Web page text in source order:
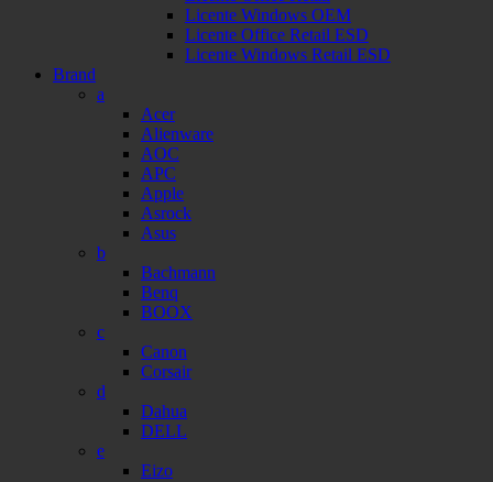
Licente Windows OEM
Licente Office Retail ESD
Licente Windows Retail ESD
Brand
a
Acer
Alienware
AOC
APC
Apple
Asrock
Asus
b
Bachmann
Benq
BOOX
c
Canon
Corsair
d
Dahua
DELL
e
Eizo